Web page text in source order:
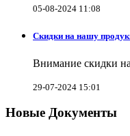
05-08-2024 11:08
Скидки на нашу
Внимание скидки
29-07-2024 15:01
Новые Документы